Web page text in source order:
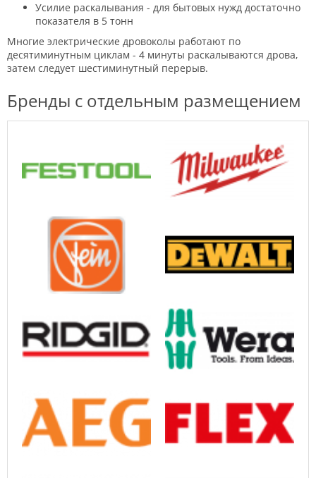
Усилие раскалывания - для бытовых нужд достаточно
показателя в 5 тонн
Многие электрические дровоколы работают по
десятиминутным циклам - 4 минуты раскалываются дрова,
затем следует шестиминутный перерыв.
Бренды с отдельным размещением